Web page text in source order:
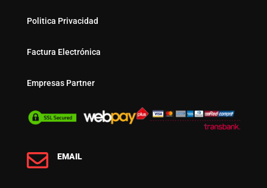
Politica Privacidad
Factura Electrónica
Empresas Partner
 EMAIL